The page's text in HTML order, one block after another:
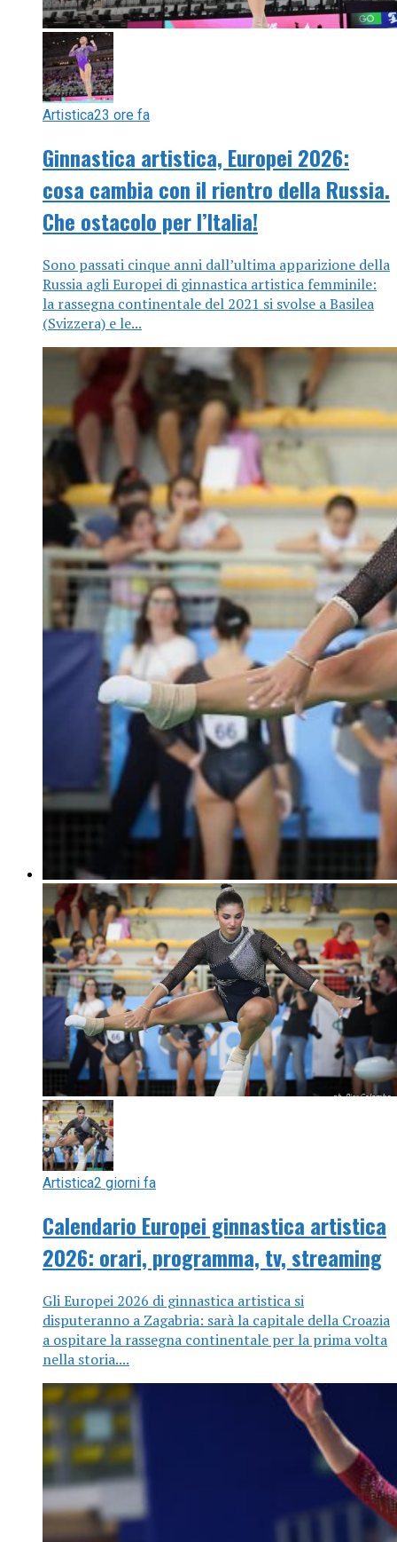
Artistica23 ore fa
Ginnastica artistica, Europei 2026:
cosa cambia con il rientro della Russia.
Che ostacolo per l’Italia!
Sono passati cinque anni dall’ultima apparizione della
Russia agli Europei di ginnastica artistica femminile:
la rassegna continentale del 2021 si svolse a Basilea
(Svizzera) e le...
Artistica2 giorni fa
Calendario Europei ginnastica artistica
2026: orari, programma, tv, streaming
Gli Europei 2026 di ginnastica artistica si
disputeranno a Zagabria: sarà la capitale della Croazia
a ospitare la rassegna continentale per la prima volta
nella storia....